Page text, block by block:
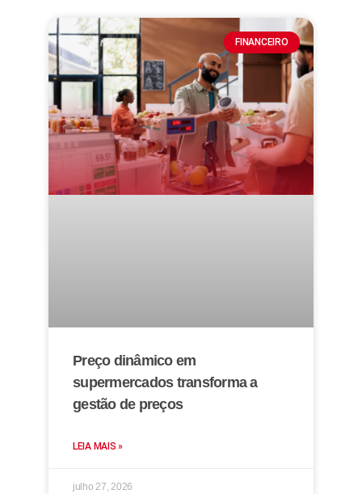
FINANCEIRO
Preço dinâmico em
supermercados transforma a
gestão de preços
LEIA MAIS »
julho 27, 2026